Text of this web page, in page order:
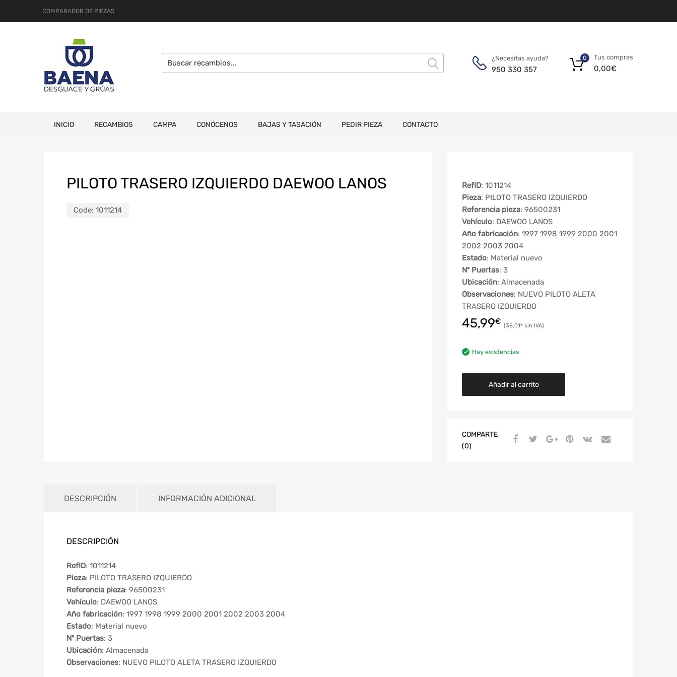
COMPARADOR DE PIEZAS
¿Necesitas ayuda?
950 330 357
Tus compras
0,00€
0
INICIO RECAMBIOS CAMPA CONÓCENOS BAJAS Y TASACIÓN PEDIR PIEZA CONTACTO
PILOTO TRASERO IZQUIERDO DAEWOO LANOS
Code: 1011214
RefID: 1011214
Pieza: PILOTO TRASERO IZQUIERDO
Referencia pieza: 96500231
Vehículo: DAEWOO LANOS
Año fabricación: 1997 1998 1999 2000 2001
2002 2003 2004
Estado: Material nuevo
Nº Puertas: 3
Ubicación: Almacenada
Observaciones: NUEVO PILOTO ALETA
TRASERO IZQUIERDO
45,99€ 38,01€
Hay existencias
Añadir al carrito
COMPARTE
(0)
DESCRIPCIÓN INFORMACIÓN ADICIONAL
DESCRIPCIÓN
RefID: 1011214
Pieza: PILOTO TRASERO IZQUIERDO
Referencia pieza: 96500231
Vehículo: DAEWOO LANOS
Año fabricación: 1997 1998 1999 2000 2001 2002 2003 2004
Estado: Material nuevo
Nº Puertas: 3
Ubicación: Almacenada
Observaciones: NUEVO PILOTO ALETA TRASERO IZQUIERDO